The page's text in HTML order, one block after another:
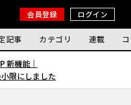
会員登録 ログイン
記事 カテゴリ 連載
新機能｜
限にしました